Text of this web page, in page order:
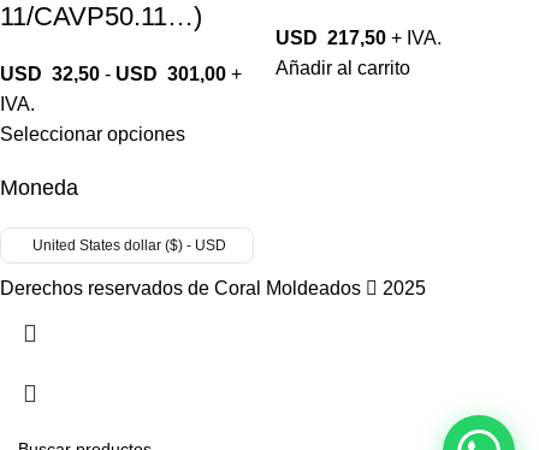
Moneda
United States dollar ($) - USD
11/CAVP50.11…)
USD 32,50 - USD 301,00 +
IVA.
Seleccionar opciones
USD 217,50 + IVA.
Añadir al carrito
Derechos reservados de Coral Moldeados 2025